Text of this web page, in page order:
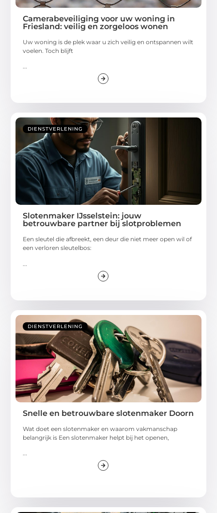
Camerabeveiliging voor uw woning in
Friesland: veilig en zorgeloos wonen
Uw woning is de plek waar u zich veilig en ontspannen wilt
voelen. Toch blijft
...
DIENSTVERLENING
Slotenmaker IJsselstein: jouw
betrouwbare partner bij slotproblemen
Een sleutel die afbreekt, een deur die niet meer open wil of
een verloren sleutelbos:
DIENSTVERLENING
Snelle en betrouwbare slotenmaker Doorn
Wat doet een slotenmaker en waarom vakmanschap
belangrijk is Een slotenmaker helpt bij het openen,